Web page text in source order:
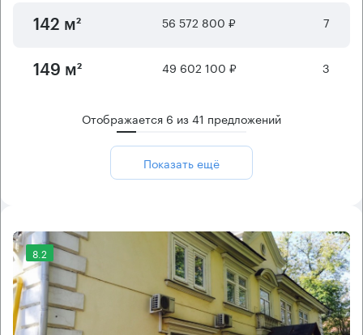
142 м² 56 572 800 ₽ 7
149 м² 49 602 100 ₽ 3
Отображается 6 из41 предложений
Показать ещё
8.2